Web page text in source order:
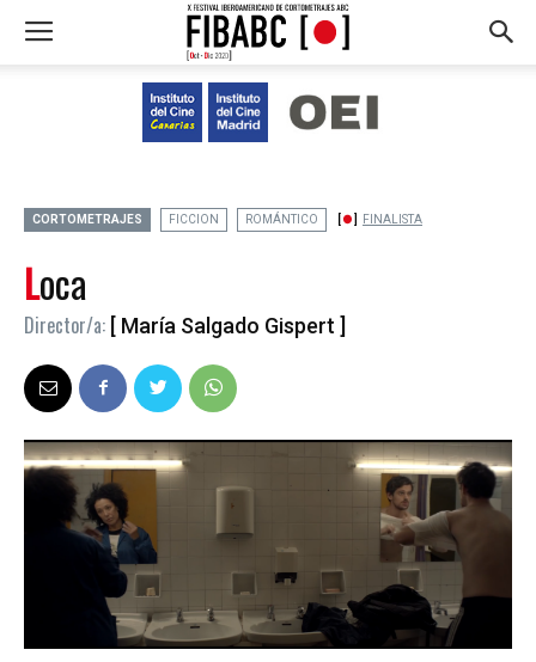
CORTOMETRAJES FICCION ROMÁNTICO FINALISTA
Loca
Director/a: [ María Salgado Gispert ]